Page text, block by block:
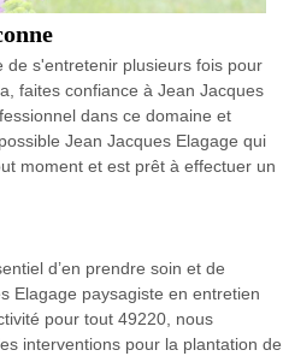
de s'entretenir plusieurs fois pour
faites confiance à Jean Jacques
dans ce domaine et
Jean Jacques Elagage qui
moment et est prêt à effectuer un
d’en prendre soin et de
Elagage paysagiste en entretien
pour tout 49220, nous
interventions pour la plantation de